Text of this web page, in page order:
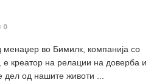
0
менаџер во Бимилк, компанија со
е креатор на релации на доверба и
дел од нашите животи ...